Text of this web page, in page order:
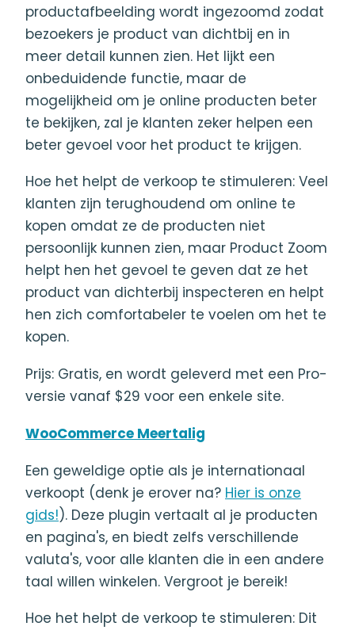
productafbeelding wordt ingezoomd zodat
bezoekers je product van dichtbij en in
meer detail kunnen zien. Het lijkt een
onbeduidende functie, maar de
mogelijkheid om je online producten beter
te bekijken, zal je klanten zeker helpen een
beter gevoel voor het product te krijgen.
Hoe het helpt de verkoop te stimuleren: Veel
klanten zijn terughoudend om online te
kopen omdat ze de producten niet
persoonlijk kunnen zien, maar Product Zoom
helpt hen het gevoel te geven dat ze het
product van dichterbij inspecteren en helpt
hen zich comfortabeler te voelen om het te
kopen.
Prijs: Gratis, en wordt geleverd met een Pro-
versie vanaf $29 voor een enkele site.
WooCommerce Meertalig
Een geweldige optie als je internationaal
verkoopt (denk je erover na? Hier is onze
gids!). Deze plugin vertaalt al je producten
en pagina's, en biedt zelfs verschillende
valuta's, voor alle klanten die in een andere
taal willen winkelen. Vergroot je bereik!
Hoe het helpt de verkoop te stimuleren: Dit